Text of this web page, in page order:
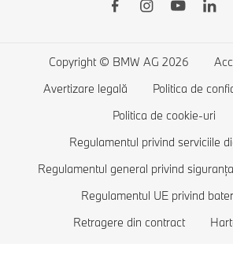
Comparație automobile
Solicită un test drive
Lista de favorite
BMW Seria 2
BMW Luxury
BMW Protection
Autonomie automobile electrice
Costuri automobile electrice
Automobile Plug-in-hybrid
Copyright © BMW AG 2026
Avertizare legală
Politica de
Politica de cookie-uri
Regulamentul privind serviciile
Regulamentul general privind
Regulamentul UE privind
Retragere din contract